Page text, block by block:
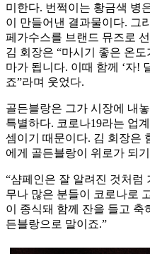
미한다. 번쩍이는 황금색 병
이 만들어낸 결과물이다. 그
페가수스를 브랜드 뮤즈로
김 회장은 “마시기 좋은 온
마가 됩니다. 이때 함께 ‘자!
죠”라며 웃었다.
골든블랑은 그가 시장에 내
특별하다. 코로나19라는 업
셈이기 때문이다. 김 회장은
에게 골든블랑이 위로가 되
“샴페인은 잘 알려진 것처럼
무나 많은 분들이 코로나로
이 종식돼 함께 잔을 들고 축
든블랑으로 말이죠.”